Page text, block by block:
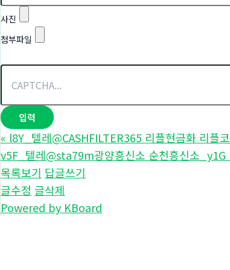
사진
첨부파일
« l8Y_텔레@CASHFILTER365 리플현금화 리플
v5F_텔레@sta79m광양흥신소 순천흥신소_y1G
목록보기 답글쓰기
글수정 글삭제
Powered by KBoard